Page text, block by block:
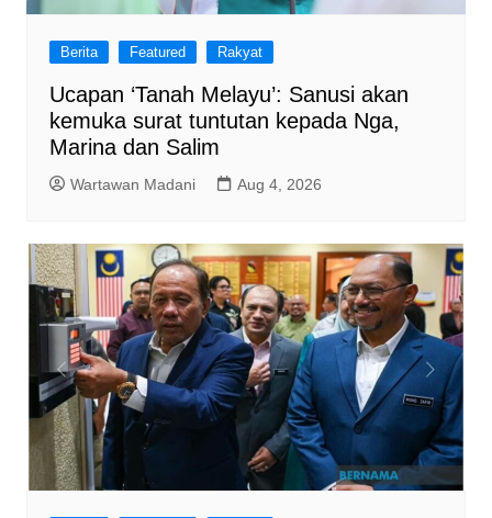
Berita Featured Rakyat
Ucapan ‘Tanah Melayu’: Sanusi akan
kemuka surat tuntutan kepada Nga,
Marina dan Salim
Wartawan Madani Aug 4, 2026